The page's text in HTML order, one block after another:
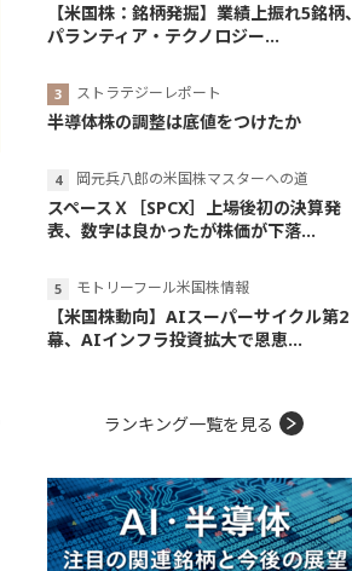
【米国株：銘柄発掘】業績上振れ5銘柄、
パランティア・テクノロジー...
ストラテジーレポート
半導体株の調整は底値をつけたか
岡元兵八郎の米国株マスターへの道
スペースＸ［SPCX］上場後初の決算発
表、数字は良かったが株価が下落...
モトリーフール米国株情報
【米国株動向】AIスーパーサイクル第2
幕、AIインフラ投資拡大で恩恵...
ランキング一覧を見る